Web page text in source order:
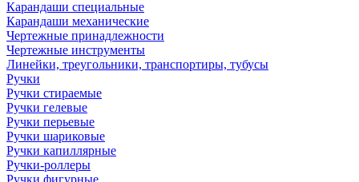
Карандаши специальные
Карандаши механические
Чертежные принадлежности
Чертежные инструменты
Линейки, треугольники, транспортиры, тубусы
Ручки
Ручки стираемые
Ручки гелевые
Ручки перьевые
Ручки шариковые
Ручки капиллярные
Ручки-роллеры
Ручки фигурные